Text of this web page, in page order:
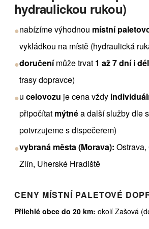
hydraulickou rukou)
●nabízíme výhodnou místní
vykládkou na místě (hydraulická
●doručenímůže trvat 1 až 7 dní i
trasy dopravce)
●u celovozu je cena vždy
připočítat mýtnéa další služby dle
potvrzujeme s dispečerem)
●vybraná města (Morava):
Zlín, Uherské Hradiště
CENY MÍSTNÍ PALETOVÉ
Přilehlé obce do 20 km: okolí Zašová